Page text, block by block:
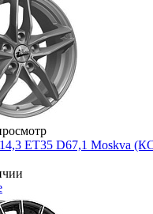
ET35 D67,1 Moskva